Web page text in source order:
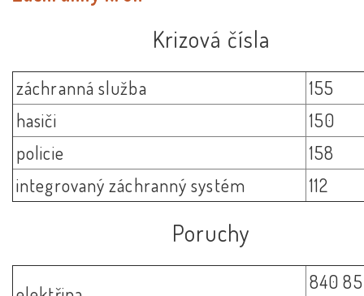
Krizová čísla
záchranná služba
155
hasiči
150
policie
158
integrovaný záchranný systém
112
Poruchy
840